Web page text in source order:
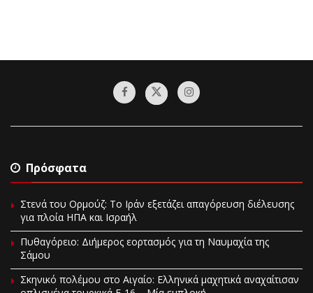
Πρόσφατα
Στενά του Ορμούζ: Το Ιράν εξετάζει απαγόρευση διέλευσης
για πλοία ΗΠΑ και Ισραήλ
Πυθαγόρειο: Διήμερος εορτασμός για τη Ναυμαχία της
Σάμου
Σκηνικό πολέμου στο Αιγαίο: Ελληνικά μαχητικά αναχαίτισαν